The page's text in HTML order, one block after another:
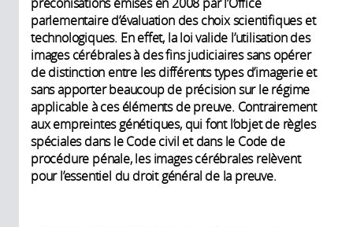
parlementaire d’évaluation des choix scientifiques et
technologiques. En effet, la loi valide l’utilisation des
images cérébrales à des fins judiciaires sans opérer
de distinction entre les différents types d’imagerie et
sans apporter beaucoup de précision sur le régime
applicable à ces éléments de preuve. Contrairement
aux empreintes génétiques, qui font l’objet de règles
spéciales dans le Code civil et dans le Code de
procédure pénale, les images cérébrales relèvent
pour l’essentiel du droit général de la preuve.